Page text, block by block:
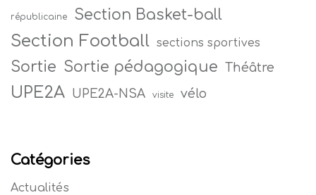
républicaine Section Basket-ball
Section Football sections sportives
Sortie Sortie pédagogique Théâtre
UPE2A UPE2A-NSA visite vélo
Catégories
Actualités